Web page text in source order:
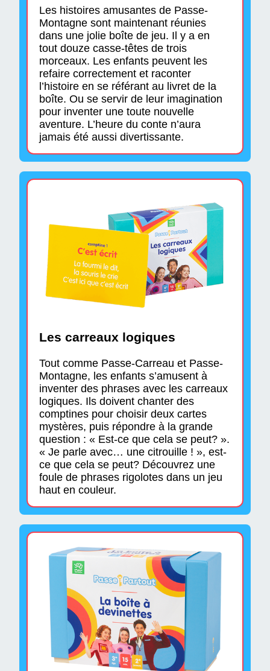
Les histoires amusantes de Passe-
Montagne sont maintenant réunies
dans une jolie boîte de jeu. Il y a en
tout douze casse-têtes de trois
morceaux. Les enfants peuvent les
refaire correctement et raconter
l’histoire en se référant au livret de la
boîte. Ou se servir de leur imagination
pour inventer une toute nouvelle
aventure. L’heure du conte n’aura
jamais été aussi divertissante.
Les carreaux logiques
Tout comme Passe-Carreau et Passe-
Montagne, les enfants s’amusent à
inventer des phrases avec les carreaux
logiques. Ils doivent chanter des
comptines pour choisir deux cartes
mystères, puis répondre à la grande
question : « Est-ce que cela se peut? ».
« Je parle avec… une citrouille ! », est-
ce que cela se peut? Découvrez une
foule de phrases rigolotes dans un jeu
haut en couleur.